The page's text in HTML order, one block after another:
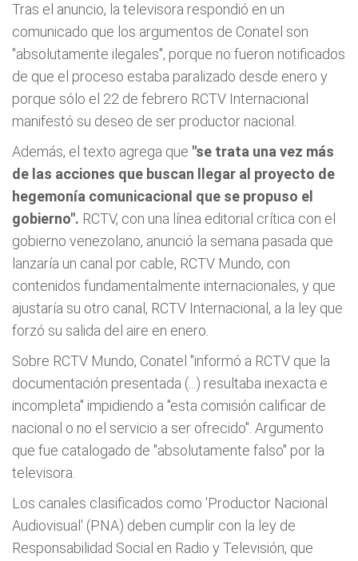
Tras el anuncio, la televisora respondió en un
comunicado que los argumentos de Conatel son
"absolutamente ilegales", porque no fueron notificados
de que el proceso estaba paralizado desde enero y
porque sólo el 22 de febrero RCTV Internacional
manifestó su deseo de ser productor nacional.
Además, el texto agrega que "se trata una vez más
de las acciones que buscan llegar al proyecto de
hegemonía comunicacional que se propuso el
gobierno". RCTV, con una línea editorial crítica con el
gobierno venezolano, anunció la semana pasada que
lanzaría un canal por cable, RCTV Mundo, con
contenidos fundamentalmente internacionales, y que
ajustaría su otro canal, RCTV Internacional, a la ley que
forzó su salida del aire en enero.
Sobre RCTV Mundo, Conatel "informó a RCTV que la
documentación presentada (...) resultaba inexacta e
incompleta" impidiendo a "esta comisión calificar de
nacional o no el servicio a ser ofrecido". Argumento
que fue catalogado de "absolutamente falso" por la
televisora.
Los canales clasificados como 'Productor Nacional
Audiovisual' (PNA) deben cumplir con la ley de
Responsabilidad Social en Radio y Televisión, que